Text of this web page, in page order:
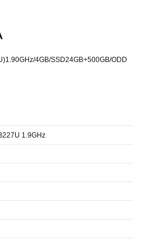
4GB/SSD24GB+500GB/ODD
1.9GHz